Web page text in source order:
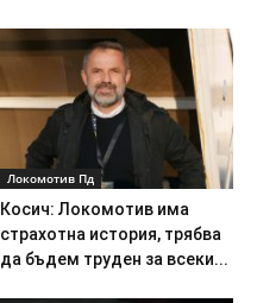
Локомотив Пд
Косич: Локомотив има
страхотна история, трябва
да бъдем труден за всеки...